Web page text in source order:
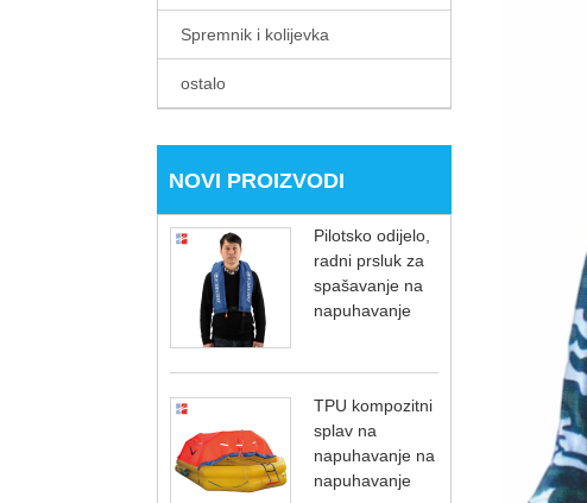
Spremnik i kolijevka
ostalo
NOVI PROIZVODI
Pilotsko odijelo,
radni prsluk za
spašavanje na
napuhavanje
TPU kompozitni
splav na
napuhavanje na
napuhavanje